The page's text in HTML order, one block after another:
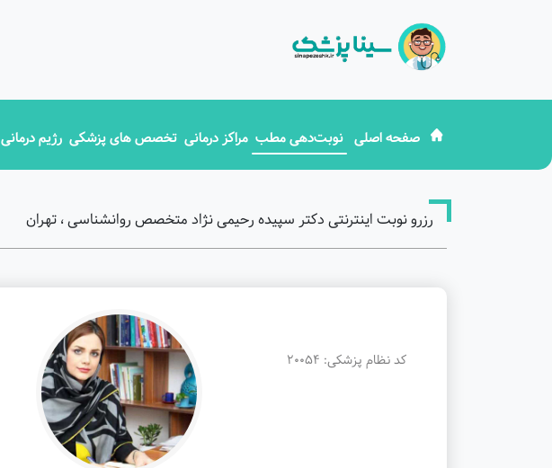
صفحه اصلی نوبت‌دهی مطب مراکز درمانی تخصص های پزشکی رژیم درمانی
رزرو نوبت اینترنتی دکتر سپیده رحیمی نژاد متخصص روانشناسی ، تهران
کد نظام پزشکی: 20054